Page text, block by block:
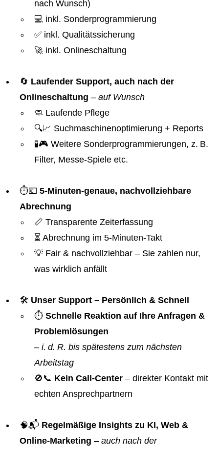
nach Wunsch)
💻 inkl. Sonderprogrammierung
✅ inkl. Qualitätssicherung
🚀 inkl. Onlineschaltung
🔄 Laufender Support, auch nach der
Onlineschaltung – auf Wunsch
🧼 Laufende Pflege
🔍📈 Suchmaschinenoptimierung + Reports
🧪🎮 Weitere Sonderprogrammierungen, z. B.
Filter, Messe-Spiele etc.
⏱️💶 5-Minuten-genaue, nachvollziehbare
Abrechnung
📏 Transparente Zeiterfassung
⏳ Abrechnung im 5-Minuten-Takt
💡 Fair & nachvollziehbar – Sie zahlen nur,
was wirklich anfällt
🛠️ Unser Support – Persönlich & Schnell
⏱️ Schnelle Reaktion auf Ihre Anfragen &
Problemlösungen
– i. d. R. bis spätestens zum nächsten
Arbeitstag
🚫📞 Kein Call-Center – direkter Kontakt mit
echten Ansprechpartnern
🧠📬 Regelmäßige Insights zu KI, Web &
Online-Marketing – auch nach der